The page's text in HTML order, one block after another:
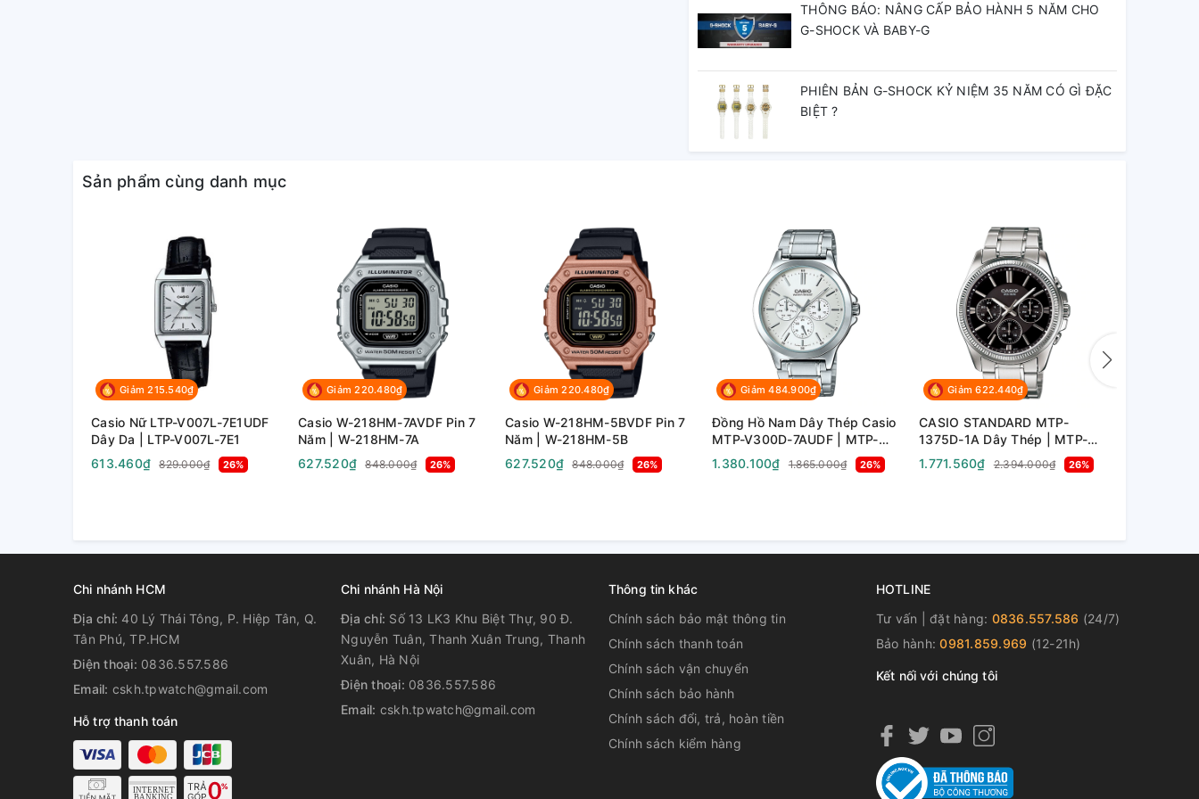
Khoảng cài đặt thời gian bắt đầu đếm ngược: 1 phút đến 24 giờ (khoảng tăng 1 phút
5 chế độ báo đa chức năng (với 1 chế độ báo lặp)
Tín hiệu thời gian hàng giờ
Lịch hoàn toàn tự động (đến năm 2099)
Định dạng giờ 12/24
Giờ hiện hành thông thường: Giờ, phút, giây, giờ chiều, tháng, ngày, thứ
Độ chính xác: ±30 giây một tháng
Tuổi thọ pin xấp xỉ: 10 năm đối với pin CR2032
Kích thước vỏ : 54,4×51,2×15,7mm
Tổng trọng lượng : 57g
THÔNG BÁO: NÂNG CẤP BẢO HÀNH 5 NĂM CHO
G-SHOCK VÀ BABY-G
PHIÊN BẢN G-SHOCK KỶ NIỆM 35 NĂM CÓ GÌ ĐẶC
BIỆT ?
Sản phẩm cùng danh mục
Giảm 215.540₫
Casio Nữ LTP-V007L-7E1UDF
Dây Da | LTP-V007L-7E1
613.460₫
829.000₫ 26%
Giảm 220.480₫
Casio W-218HM-7AVDF Pin 7
Năm | W-218HM-7A
627.520₫
848.000₫ 26%
Giảm 220.480₫
Casio W-218HM-5BVDF Pin 7
Năm | W-218HM-5B
627.520₫
848.000₫ 26%
Giảm 484.900₫
Đồng Hồ Nam Dây Thép Casio
MTP-V300D-7AUDF | MTP-
V300D-7A
1.380.100₫ 1.865.000₫ 26%
Giảm 622.440₫
CASIO STANDARD MTP-
1375D-1A Dây Thép | MTP-
1375D-1AVDF
1.771.560₫ 2.394.000₫ 26%
Chi nhánh HCM
Địa chỉ: 40 Lý Thái Tông, P. Hiệp Tân, Q.
Tân Phú, TP.HCM
Điện thoại: 0836.557.586
Email: cskh.tpwatch@gmail.com
Hỗ trợ thanh toán
Chi nhánh Hà Nội
Địa chỉ: Số 13 LK3 Khu Biệt Thự, 90 Đ.
Nguyễn Tuân, Thanh Xuân Trung, Thanh
Xuân, Hà Nội
Điện thoại: 0836.557.586
Email: cskh.tpwatch@gmail.com
Thông tin khác
Chính sách bảo mật thông tin
Chính sách thanh toán
Chính sách vận chuyển
Chính sách bảo hành
Chính sách đổi, trả, hoàn tiền
Chính sách kiểm hàng
HOTLINE
Tư vấn | đặt hàng: 0836.557.586 (24/7)
Bảo hành:0981.859.969 (12-21h)
Kết nối với chúng tôi